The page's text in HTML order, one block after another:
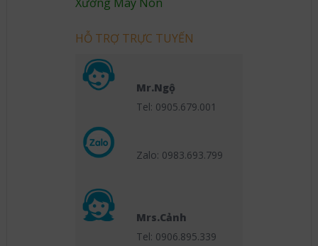
HỖ TRỢ TRỰC TUYẾN
Mr.Ngộ
Tel: 0905.679.001
Zalo: 0983.693.799
Mrs.Cảnh
Tel: 0906.895.339